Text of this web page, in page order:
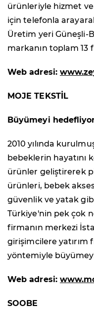
ürünleriyle hizmet
için telefonla
Üretim yeri Güneşli-
markanın toplam 13
Web adresi:
MOJE TEKSTİL
Büyümeyi
2010 yılında
bebeklerin hayatını
ürünler geliştirerek
ürünleri, bebek
güvenlik ve yatak
Türkiye'nin pek çok
firmanın merkezi
girişimcilere yatırım
yöntemiyle
Web adresi:
SOOBE